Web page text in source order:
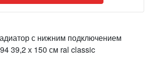
с нижним подключением
39,2 х 150 см ral classic